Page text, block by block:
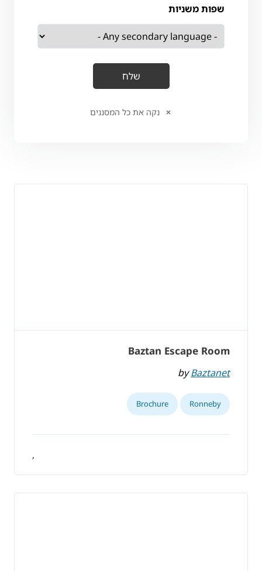
שפות משניות
נקה את כל המסננים
Baztan Escape Room
byBaztanet
Ronneby
Brochure
,